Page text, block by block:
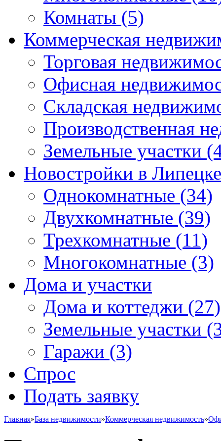
Комнаты (5)
Коммерческая
Торговая
Офисная
Складская
Производственная
Земельные участки
Новостройки в Липецке
Однокомнатные (34)
Двухкомнатные (39)
Трехкомнатные (11)
Многокомнатные (3)
Дома и участки
Дома и коттеджи (27)
Земельные участки
Гаражи (3)
Спрос
Подать заявку
Главная»База недвижимости»Коммерческая недвижимость»